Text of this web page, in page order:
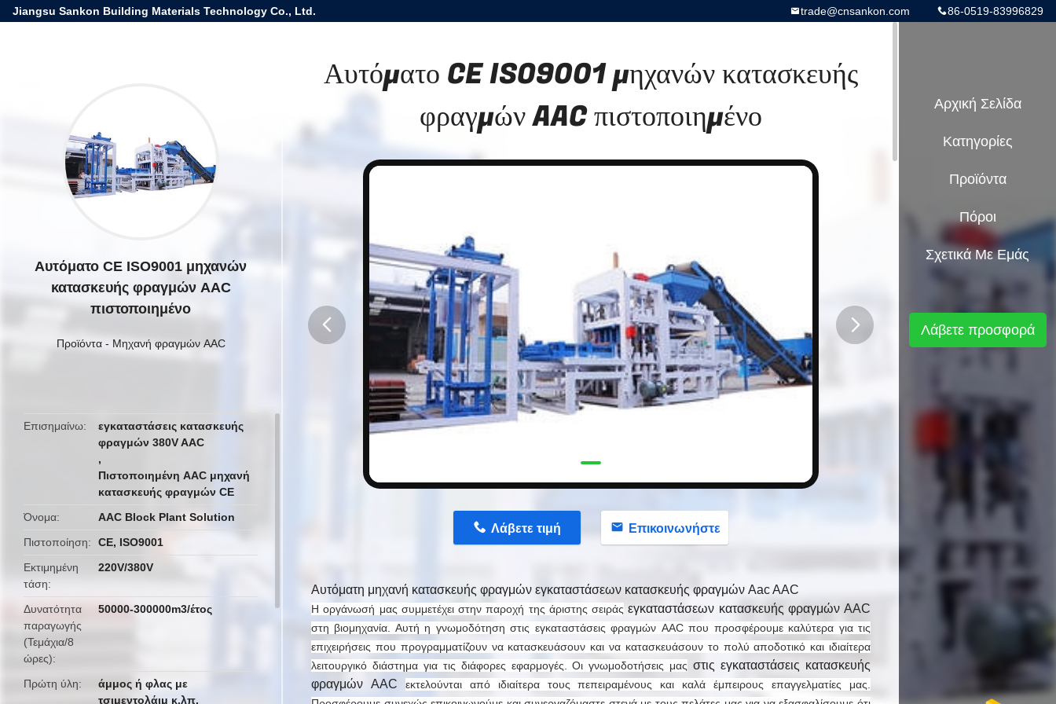
Jiangsu Sankon Building Materials Technology Co., Ltd. 86-0519-83996829
trade@cnsankon.com
Αυτόματο CE ISO9001 μηχανών
κατασκευής φραγμών AAC
πιστοποιημένο
Προϊόντα- Μηχανή φραγμών AAC
Επισημαίνω
εγκαταστάσεις κατασκευής
φραγμών 380V AAC
,
Πιστοποιημένη AAC μηχανή
κατασκευής φραγμών CE
Όνομα
AAC Block Plant Solution
Πιστοποίηση
CE, ISO9001
Εκτιμημένη
τάση
220V/380V
Δυνατότητα
παραγωγής
(Τεμάχια/8
ώρες)
50000-300000m3/έτος
Πρώτη ύλη
άμμος ή φλας με
τσιμεντολάιμ κ.λπ.
Αυτόματο CE ISO9001 μηχανών κατασκευής
φραγμών AAC πιστοποιημένο
Λάβετε τιμή Επικοινωνήστε
Αυτόματη μηχανή κατασκευής φραγμών εγκαταστάσεων κατασκευής φραγμών Aac AAC
Η οργάνωσή μας συμμετέχει στην παροχή της άριστης σειράς εγκαταστάσεων κατασκευής φραγμών AAC
στη βιομηχανία. Αυτή η γνωμοδότηση στις εγκαταστάσεις φραγμών AAC που προσφέρουμε καλύτερα για τις
επιχειρήσεις που προγραμματίζουν να κατασκευάσουν και να κατασκευάσουν το πολύ αποδοτικό και ιδιαίτερα
λειτουργικό διάστημα για τις διάφορες εφαρμογές. Οι γνωμοδοτήσεις μας στις εγκαταστάσεις κατασκευής
φραγμών AAC εκτελούνται από ιδιαίτερα τους πεπειραμένους και καλά έμπειρους επαγγελματίες μας.
Αρχική Σελίδα
Κατηγορίες
Προϊόντα
Πόροι
Σχετικά Με Εμάς
Λάβετε προσφορά